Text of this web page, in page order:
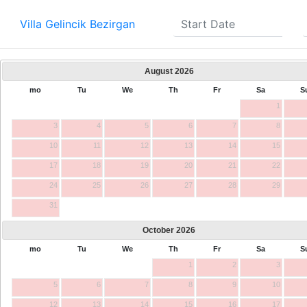
Villa Gelincik Bezirgan
August 2026
mo Tu We Th Fr Sa
1
3 4 5 6 7 8
10 11 12 13 14 15
17 18 19 20 21 22
24 25 26 27 28 29
31
October 2026
mo Tu We Th Fr Sa
1
2 3
5 6 7 8 9 10
12 13 14 15 16 17